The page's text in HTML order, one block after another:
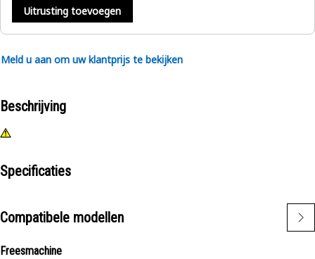
Uitrusting toevoegen
Meld u aan om uw klantprijs te bekijken
Beschrijving
Specificaties
Compatibele modellen
Freesmachine